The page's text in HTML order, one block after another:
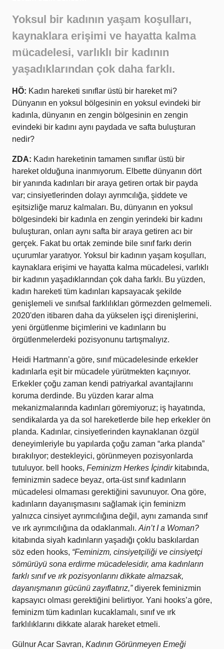
Yoksul bir kadının yaşam koşulları,
kaynaklara erişimi ve hayatta kalma
mücadelesi, varlıklı bir kadının
yaşadıklarından çok daha farklı.
HÖ: Kadın hareketi sınıflar üstü bir hareket mi?
Dünyanın en yoksul bölgesinin en yoksul evindeki bir
kadınla, dünyanın en zengin bölgesinin en zengin
evindeki bir kadını aynı paydada ve safta buluşturan
nedir?
ZDA: Kadın hareketinin tamamen sınıflar üstü bir
hareket olduğuna inanmıyorum. Elbette dünyanın dört
bir yanında kadınları bir araya getiren ortak bir payda
var; cinsiyetlerinden dolayı ayrımcılığa, şiddete ve
eşitsizliğe maruz kalmaları. Bu, dünyanın en yoksul
bölgesindeki bir kadınla en zengin yerindeki bir kadını
buluşturan, onları aynı safta bir araya getiren acı bir
gerçek. Fakat bu ortak zeminde bile sınıf farkı derin
uçurumlar yaratıyor. Yoksul bir kadının yaşam koşulları,
kaynaklara erişimi ve hayatta kalma mücadelesi, varlıklı
bir kadının yaşadıklarından çok daha farklı. Bu yüzden,
kadın hareketi tüm kadınları kapsayacak şekilde
genişlemeli ve sınıfsal farklılıkları görmezden gelmemeli.
2020'den itibaren daha da yükselen işçi direnişlerini,
yeni örgütlenme biçimlerini ve kadınların bu
örgütlenmelerdeki pozisyonunu tartışmalıyız.
Heidi Hartmann’a göre, sınıf mücadelesinde erkekler
kadınlarla eşit bir mücadele yürütmekten kaçınıyor.
Erkekler çoğu zaman kendi patriyarkal avantajlarını
koruma derdinde. Bu yüzden karar alma
mekanizmalarında kadınları göremiyoruz; iş hayatında,
sendikalarda ya da sol hareketlerde bile hep erkekler ön
planda. Kadınlar, cinsiyetlerinden kaynaklanan özgül
deneyimleriyle bu yapılarda çoğu zaman “arka planda”
bırakılıyor; destekleyici, görünmeyen pozisyonlarda
tutuluyor. bell hooks, Feminizm Herkes İçindirkitabında,
feminizmin sadece beyaz, orta-üst sınıf kadınların
mücadelesi olmaması gerektiğini savunuyor. Ona göre,
kadınların dayanışmasını sağlamak için feminizm
yalnızca cinsiyet ayrımcılığına değil, aynı zamanda sınıf
ve ırk ayrımcılığına da odaklanmalı. Ain’t I a Woman?
kitabında siyah kadınların yaşadığı çoklu baskılardan
söz eden hooks, “Feminizm, cinsiyetçiliği ve cinsiyetçi
sömürüyü sona erdirme mücadelesidir, ama kadınların
farklı sınıf ve ırk pozisyonlarını dikkate almazsak,
dayanışmanın gücünü zayıflatırız,”diyerek feminizmin
kapsayıcı olması gerektiğini belirtiyor. Yani hooks’a göre,
feminizm tüm kadınları kucaklamalı, sınıf ve ırk
farklılıklarını dikkate alarak hareket etmeli.
Gülnur Acar Savran, Kadının Görünmeyen Emeği